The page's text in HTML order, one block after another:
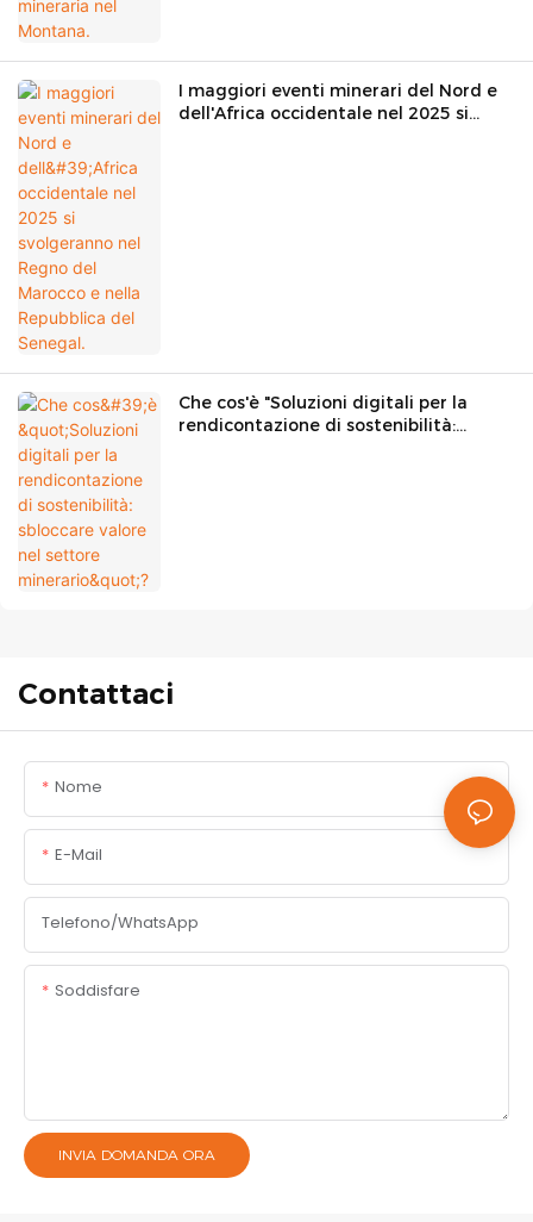
I maggiori eventi minerari del Nord e
dell'Africa occidentale nel 2025 si
Che cos'è "Soluzioni digitali per la
rendicontazione di sostenibilità:
Contattaci
Nome
E-Mail
Telefono/WhatsApp
Soddisfare
INVIA DOMANDA ORA